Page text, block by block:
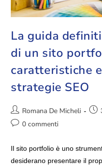
La guida
di un sito
caratteristiche
strategie SEO
Romana De Micheli
0 commenti
Il sito portfolio è uno
desiderano presentare il